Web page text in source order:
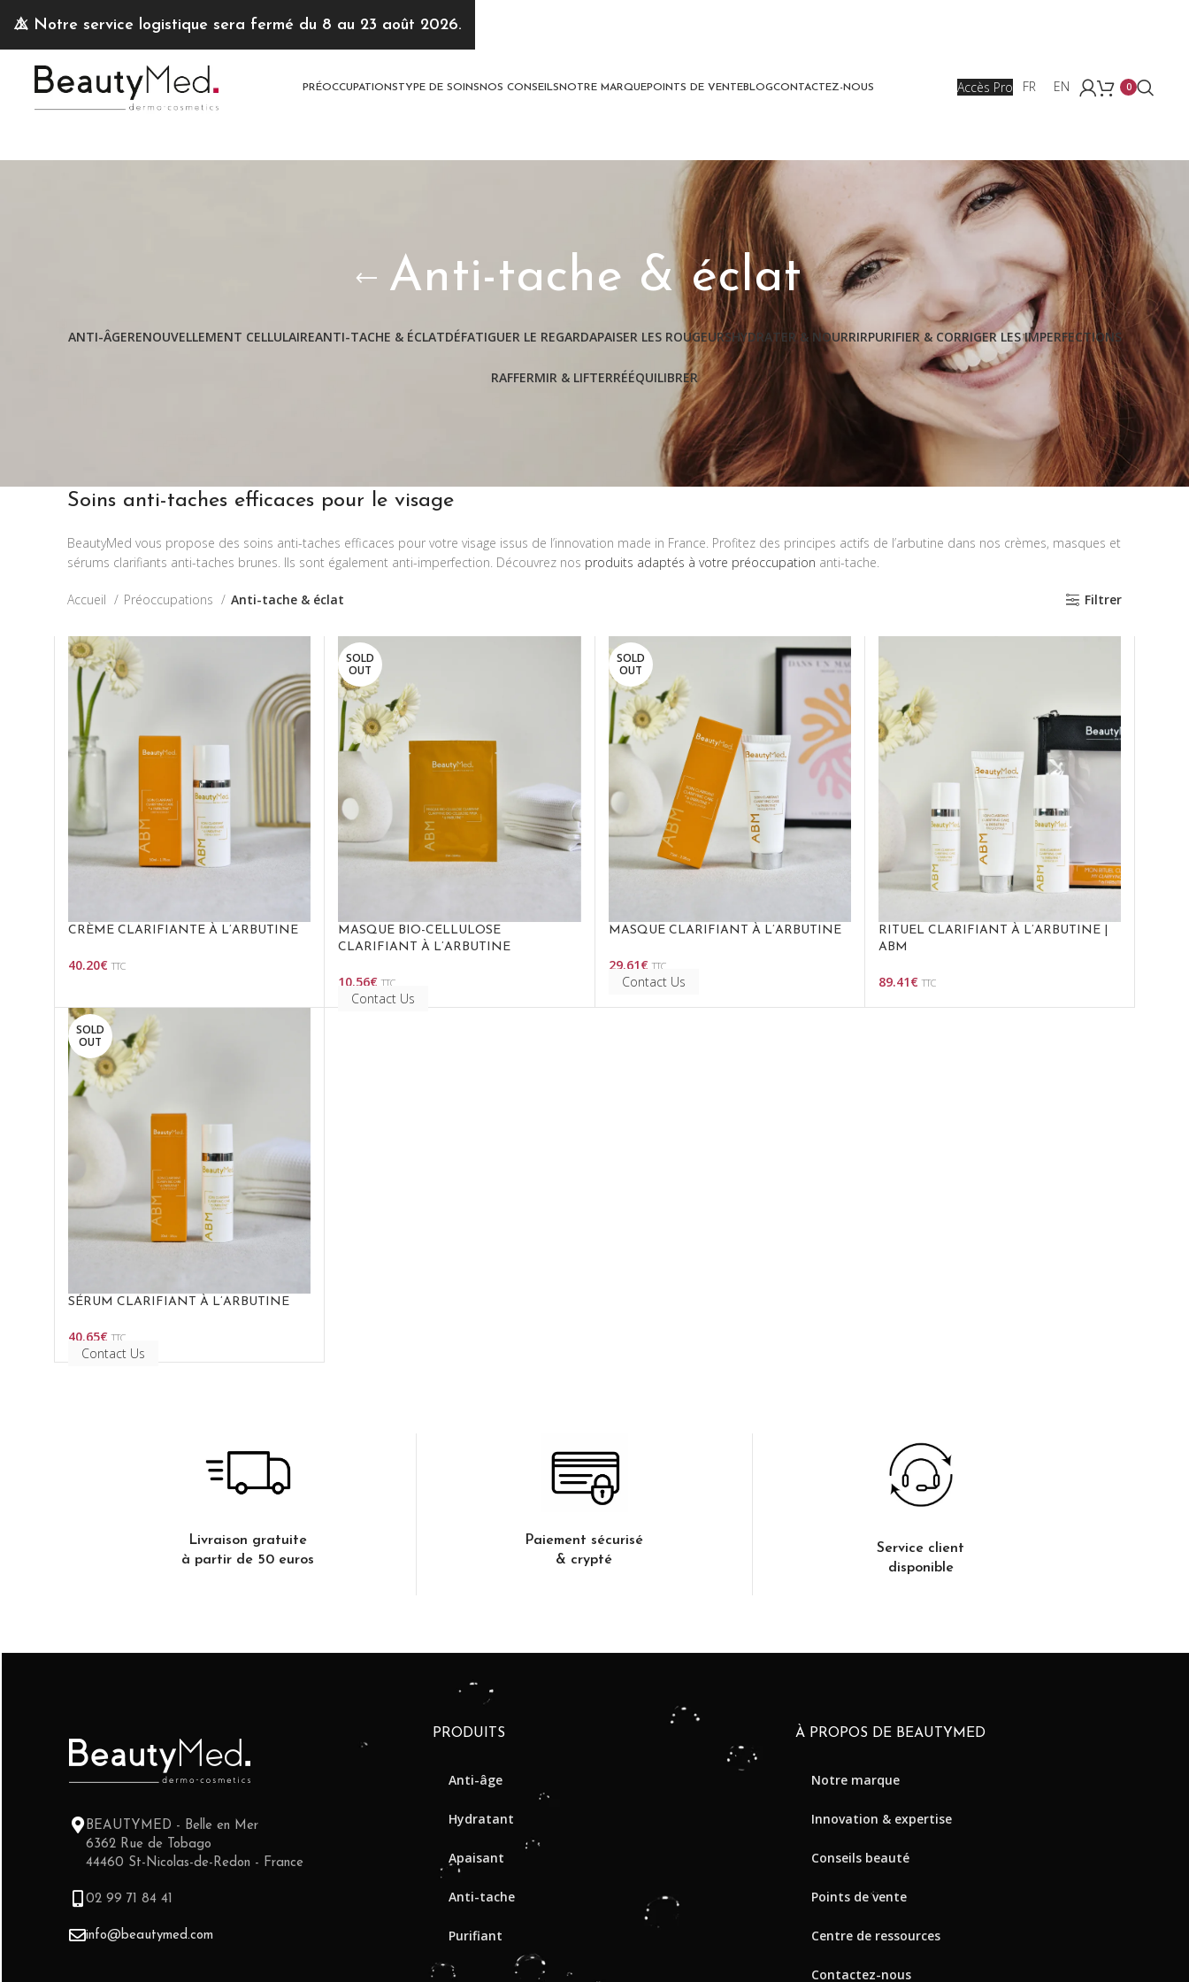
PRÉOCCUPATIONSTYPE DE SOINSNOS CONSEILSNOTRE MARQUEPOINTS DE VENTEBLOGCONTACTEZ-NOUS Accès Pro FR EN 0
Anti-tache & éclat
ANTI-ÂGERENOUVELLEMENT CELLULAIREANTI-TACHE & ÉCLATDÉFATIGUER LE REGARDAPAISER LES ROUGEURSHYDRATER & NOURRIRPURIFIER & CORRIGER LES IMPERFECTIONS
RAFFERMIR & LIFTERRÉÉQUILIBRER
Soins anti-taches efficaces pour le visage
BeautyMed vous propose des soins anti-taches efficaces pour votre visage issus de l’innovation made in France. Profitez des principes actifs de l’arbutine dans nos crèmes, masques et
sérums clarifiants anti-taches brunes. Ils sont également anti-imperfection. Découvrez nos produits adaptés à votre préoccupation anti-tache.
Accueil Préoccupations Anti-tache & éclat Filtrer
CRÈME CLARIFIANTE À L’ARBUTINE
40.20€ TTC
SOLD
OUT
MASQUE BIO-CELLULOSE
CLARIFIANT À L’ARBUTINE
10.56€ TTC
Choix Des Options
Contact Us
SOLD
OUT
MASQUE CLARIFIANT À L’ARBUTINE
29.61€ TTC
Choix Des Options
Contact Us
RITUEL CLARIFIANT À L’ARBUTINE |
ABM
89.41€ TTC
SOLD
OUT
SÉRUM CLARIFIANT À L’ARBUTINE
40.65€ TTC
Choix Des Options
Contact Us
Livraison gratuite
à partir de 50 euros
Paiement sécurisé
& crypté
Service client
disponible
BEAUTYMED - Belle en Mer
6362 Rue de Tobago
44460 St-Nicolas-de-Redon - France
02 99 71 84 41
info@beautymed.com
PRODUITS
Anti-âge
Hydratant
Apaisant
Anti-tache
Purifiant
À PROPOS DE BEAUTYMED
Notre marque
Innovation & expertise
Conseils beauté
Points de vente
Centre de ressources
Contactez-nous
⚠️ Notre service logistique sera fermé du 8 au 23 août 2026.